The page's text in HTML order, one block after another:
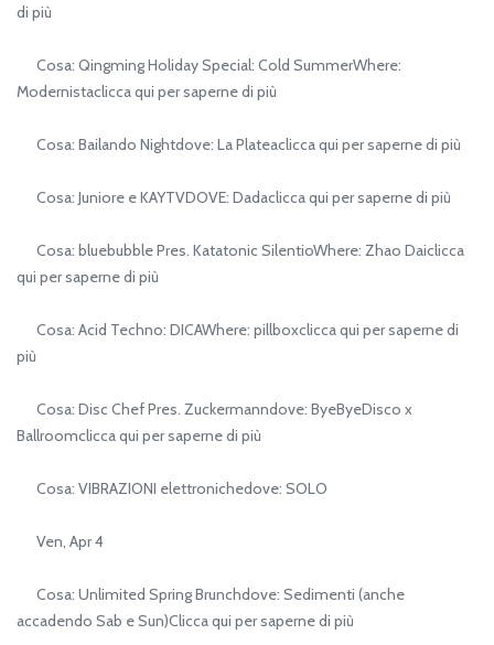
di più
Cosa: Qingming Holiday Special: Cold SummerWhere:
Modernistaclicca qui per saperne di più
Cosa: Bailando Nightdove: La Plateaclicca qui per saperne di più
Cosa: Juniore e KAYTVDOVE: Dadaclicca qui per saperne di più
Cosa: bluebubble Pres. Katatonic SilentioWhere: Zhao Daiclicca
qui per saperne di più
Cosa: Acid Techno: DICAWhere: pillboxclicca qui per saperne di
più
Cosa: Disc Chef Pres. Zuckermanndove: ByeByeDisco x
Ballroomclicca qui per saperne di più
Cosa: VIBRAZIONI elettronichedove: SOLO
Ven, Apr 4
Cosa: Unlimited Spring Brunchdove: Sedimenti (anche
accadendo Sab e Sun)Clicca qui per saperne di più